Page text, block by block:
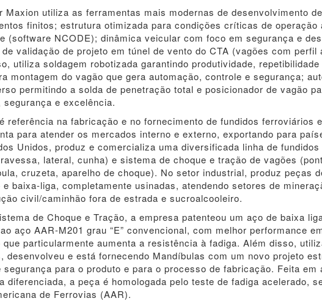
Maxion utiliza as ferramentas mais modernas de desenvolvimento
finitos; estrutura otimizada para condições críticas de operação
(software NCODE); dinâmica veicular com foco em segurança e
validação de projeto em túnel de vento do CTA (vagões com perfil
utiliza soldagem robotizada garantindo produtividade, repetibilidade
montagem do vagão que gera automação, controle e segurança;
permitindo a solda de penetração total e posicionador de vagão
e excelência.
referência na fabricação e no fornecimento de fundidos ferroviários
para atender os mercados interno e externo, exportando para
Unidos, produz e comercializa uma diversificada linha de
lateral, cunha) e sistema de choque e tração de vagões
cruzeta, aparelho de choque). No setor industrial, produz peças
baixa-liga, completamente usinadas, atendendo setores de
civil/caminhão fora de estrada e sucroalcooleiro.
de Choque e Tração, a empresa patenteou um aço de baixa
aço AAR-M201 grau “E” convencional, com melhor performance
particularmente aumenta a resistência à fadiga. Além disso,
desenvolveu e está fornecendo Mandíbulas com um novo projeto
para o produto e para o processo de fabricação. Feita em
diferenciada, a peça é homologada pelo teste de fadiga acelerado,
de Ferrovias (AAR).